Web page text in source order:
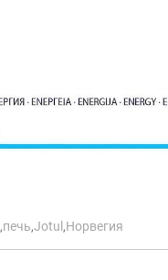
,печь,Jotul ,Норвегия